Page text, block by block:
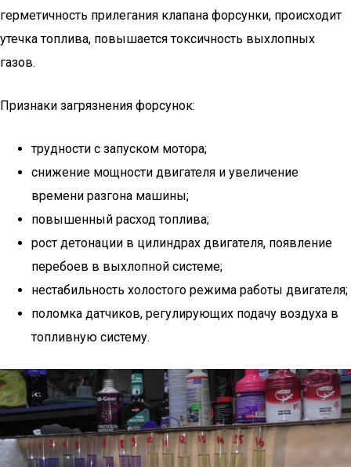
герметичность прилегания клапана форсунки, происходит
утечка топлива, повышается токсичность выхлопных
газов.
Признаки загрязнения форсунок:
трудности с запуском мотора;
снижение мощности двигателя и увеличение
времени разгона машины;
повышенный расход топлива;
рост детонации в цилиндрах двигателя, появление
перебоев в выхлопной системе;
нестабильность холостого режима работы двигателя;
поломка датчиков, регулирующих подачу воздуха в
топливную систему.